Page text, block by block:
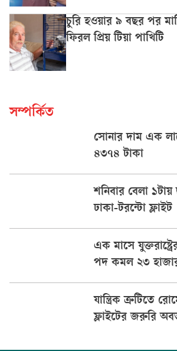
চুরি হওয়ার ৯ বছর পর
ফিরল প্রিয় টিয়া পাখিটি
সম্পর্কিত
সোনার দাম এক
৪৩৭৪ টাকা
শনিবার বেলা ১টায়
ঢাকা-টরন্টো ফ্লাইট
এক মাসে
পদ কমল ২৩
যান্ত্রিক ত্রুটিতে
ফ্লাইটের জরুরি